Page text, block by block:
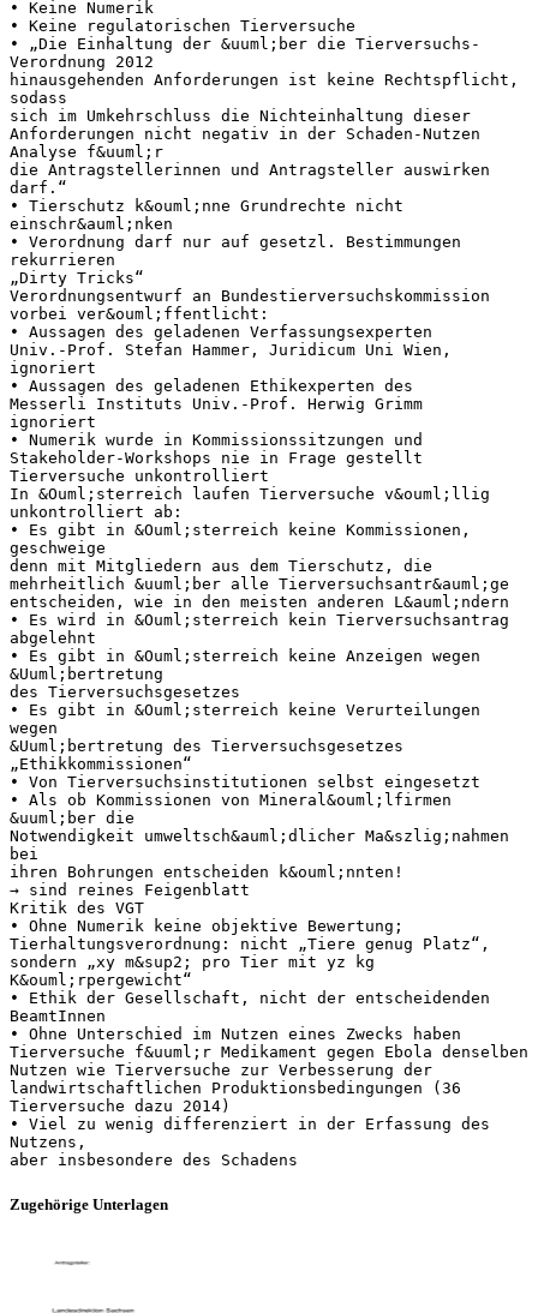
• Keine Numerik
• Keine regulatorischen Tierversuche
• „Die Einhaltung der &uuml;ber die Tierversuchs-
Verordnung 2012
hinausgehenden Anforderungen ist keine Rechtspflicht,
sodass
sich im Umkehrschluss die Nichteinhaltung dieser
Anforderungen nicht negativ in der Schaden-Nutzen
Analyse f&uuml;r
die Antragstellerinnen und Antragsteller auswirken
darf.“
• Tierschutz k&ouml;nne Grundrechte nicht
einschr&auml;nken
• Verordnung darf nur auf gesetzl. Bestimmungen
rekurrieren
„Dirty Tricks“
Verordnungsentwurf an Bundestierversuchskommission
vorbei ver&ouml;ffentlicht:
• Aussagen des geladenen Verfassungsexperten
Univ.-Prof. Stefan Hammer, Juridicum Uni Wien,
ignoriert
• Aussagen des geladenen Ethikexperten des
Messerli Instituts Univ.-Prof. Herwig Grimm
ignoriert
• Numerik wurde in Kommissionssitzungen und
Stakeholder-Workshops nie in Frage gestellt
Tierversuche unkontrolliert
In &Ouml;sterreich laufen Tierversuche v&ouml;llig
unkontrolliert ab:
• Es gibt in &Ouml;sterreich keine Kommissionen,
geschweige
denn mit Mitgliedern aus dem Tierschutz, die
mehrheitlich &uuml;ber alle Tierversuchsantr&auml;ge
entscheiden, wie in den meisten anderen L&auml;ndern
• Es wird in &Ouml;sterreich kein Tierversuchsantrag
abgelehnt
• Es gibt in &Ouml;sterreich keine Anzeigen wegen
&Uuml;bertretung
des Tierversuchsgesetzes
• Es gibt in &Ouml;sterreich keine Verurteilungen
wegen
&Uuml;bertretung des Tierversuchsgesetzes
„Ethikkommissionen“
• Von Tierversuchsinstitutionen selbst eingesetzt
• Als ob Kommissionen von Mineral&ouml;lfirmen
&uuml;ber die
Notwendigkeit umweltsch&auml;dlicher Ma&szlig;nahmen
bei
ihren Bohrungen entscheiden k&ouml;nnten!
→ sind reines Feigenblatt
Kritik des VGT
• Ohne Numerik keine objektive Bewertung;
Tierhaltungsverordnung: nicht „Tiere genug Platz“,
sondern „xy m&sup2; pro Tier mit yz kg
K&ouml;rpergewicht“
• Ethik der Gesellschaft, nicht der entscheidenden
BeamtInnen
• Ohne Unterschied im Nutzen eines Zwecks haben
Tierversuche f&uuml;r Medikament gegen Ebola denselben
Nutzen wie Tierversuche zur Verbesserung der
landwirtschaftlichen Produktionsbedingungen (36
Tierversuche dazu 2014)
• Viel zu wenig differenziert in der Erfassung des
Nutzens,
Zugehörige Unterlagen